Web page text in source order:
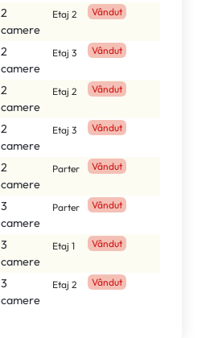
2
camere
Etaj 2 Vândut
2
camere
Etaj 3 Vândut
2
camere
Etaj 2 Vândut
2
camere
Etaj 3 Vândut
2
camere
Parter Vândut
3
camere
Parter Vândut
3
camere
Etaj 1 Vândut
3
camere
Etaj 2 Vândut